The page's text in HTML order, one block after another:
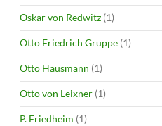
Oskar von Redwitz (1)
Otto Friedrich Gruppe (1)
Otto Hausmann (1)
Otto von Leixner (1)
P. Friedheim (1)